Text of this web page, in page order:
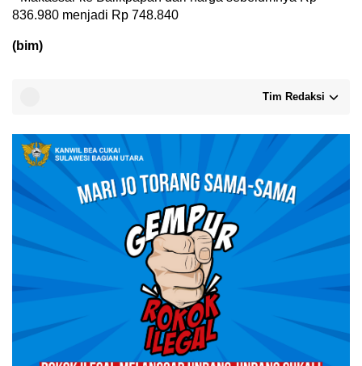
836.980 menjadi Rp 748.840
(bim)
Tim Redaksi